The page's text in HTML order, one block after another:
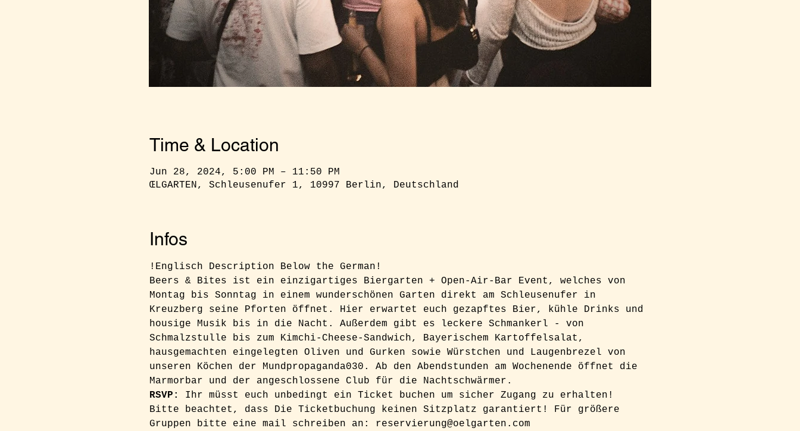
Time & Location
Jun 28, 2024, 5:00 PM – 11:50 PM
ŒLGARTEN, Schleusenufer 1, 10997 Berlin, Deutschland
Infos
!Englisch Description Below the German!
Beers & Bites ist ein einzigartiges Biergarten + Open-Air-Bar Event, welches von
Montag bis Sonntag in einem wunderschönen Garten direkt am Schleusenufer in
Kreuzberg seine Pforten öffnet. Hier erwartet euch gezapftes Bier, kühle Drinks und
housige Musik bis in die Nacht. Außerdem gibt es leckere Schmankerl - von
Schmalzstulle bis zum Kimchi-Cheese-Sandwich, Bayerischem Kartoffelsalat,
hausgemachten eingelegten Oliven und Gurken sowie Würstchen und Laugenbrezel von
unseren Köchen der Mundpropaganda030. Ab den Abendstunden am Wochenende öffnet die
Marmorbar und der angeschlossene Club für die Nachtschwärmer.
RSVP: Ihr müsst euch unbedingt ein Ticket buchen um sicher Zugang zu erhalten!
Bitte beachtet, dass Die Ticketbuchung keinen Sitzplatz garantiert! Für größere
Gruppen bitte eine mail schreiben an: reservierung@oelgarten.com